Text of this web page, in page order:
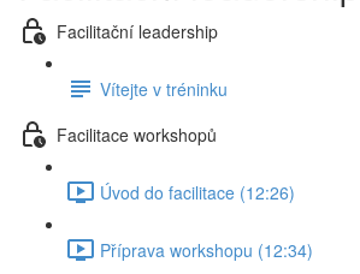
Facilitační leadership
Vítejte v tréninku
Facilitace workshopů
Úvod do facilitace (12:26)
Příprava workshopu (12:34)